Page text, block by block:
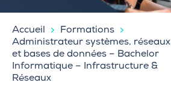
Accueil
Formations
Administrateur systèmes, réseaux
et bases de données – Bachelor
Informatique – Infrastructure &
Réseaux